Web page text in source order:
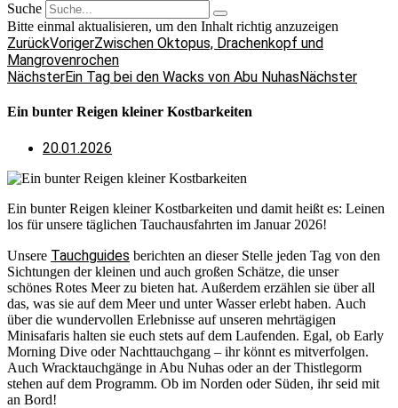
Suche
Bitte einmal aktualisieren, um den Inhalt richtig anzuzeigen
ZurückVorigerZwischen Oktopus, Drachenkopf und
Mangrovenrochen
NächsterEin Tag bei den Wacks von Abu NuhasNächster
Ein bunter Reigen kleiner Kostbarkeiten
20.01.2026
Ein bunter Reigen kleiner Kostbarkeiten und damit heißt es: Leinen
los für unsere täglichen Tauchausfahrten im Januar 2026!
Unsere Tauchguides berichten an dieser Stelle jeden Tag von den
Sichtungen der kleinen und auch großen Schätze, die unser
schönes Rotes Meer zu bieten hat. Außerdem erzählen sie über all
das, was sie auf dem Meer und unter Wasser erlebt haben. Auch
über die wundervollen Erlebnisse auf unseren mehrtägigen
Minisafaris halten sie euch stets auf dem Laufenden. Egal, ob Early
Morning Dive oder Nachttauchgang – ihr könnt es mitverfolgen.
Auch Wracktauchgänge in Abu Nuhas oder an der Thistlegorm
stehen auf dem Programm. Ob im Norden oder Süden, ihr seid mit
an Bord!